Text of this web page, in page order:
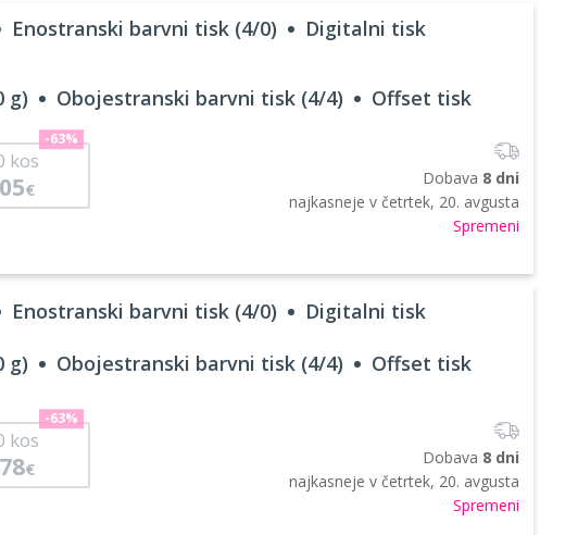
Enostranski barvni tisk (4/0) Digitalni tisk
g) Obojestranski barvni tisk (4/4) Offset tisk
kos
€
-63%
Dobava 8 dni
najkasneje v četrtek, 20. avgusta
Spremeni
Enostranski barvni tisk (4/0) Digitalni tisk
g) Obojestranski barvni tisk (4/4) Offset tisk
kos
€
-63%
Dobava 8 dni
najkasneje v četrtek, 20. avgusta
Spremeni